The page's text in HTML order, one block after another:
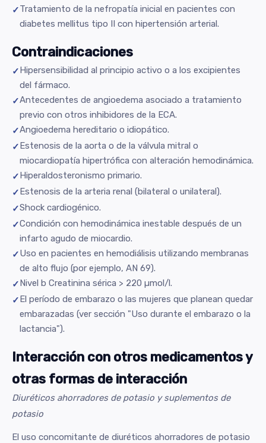
Tratamiento de la nefropatía inicial en pacientes con
diabetes mellitus tipo II con hipertensión arterial.
Contraindicaciones
Hipersensibilidad al principio activo o a los excipientes
del fármaco.
Antecedentes de angioedema asociado a tratamiento
previo con otros inhibidores de la ECA.
Angioedema hereditario o idiopático.
Estenosis de la aorta o de la válvula mitral o
miocardiopatía hipertrófica con alteración hemodinámica.
Hiperaldosteronismo primario.
Estenosis de la arteria renal (bilateral o unilateral).
Shock cardiogénico.
Condición con hemodinámica inestable después de un
infarto agudo de miocardio.
Uso en pacientes en hemodiálisis utilizando membranas
de alto flujo (por ejemplo, AN 69).
Nivel b Creatinina sérica > 220 µmol/l.
El período de embarazo o las mujeres que planean quedar
embarazadas (ver sección "Uso durante el embarazo o la
lactancia").
Interacción con otros medicamentos y
otras formas de interacción
Diuréticos ahorradores de potasio y suplementos de
potasio
El uso concomitante de diuréticos ahorradores de potasio